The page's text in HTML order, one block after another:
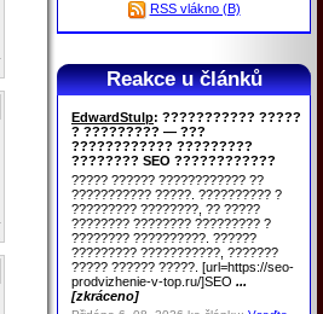
RSS vlákno (B)
Reakce u článků
EdwardStulp: ??????????? ?????
? ????????? — ???
???????????? ?????????
???????? SEO ????????????
????? ?????? ???????????? ??
??????????? ?????. ?????????? ?
????????? ????????, ?? ?????
???????? ???????? ????????? ?
???????? ??????????. ??????
????????? ???????????, ???????
????? ?????? ?????. [url=https://seo-
prodvizhenie-v-top.ru/]SEO ...
[zkráceno]